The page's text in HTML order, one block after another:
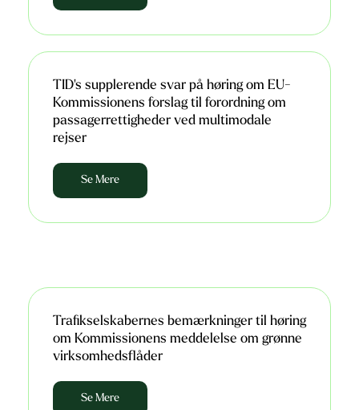
TID's supplerende svar på høring om EU-
Kommissionens forslag til forordning om
passagerrettigheder ved multimodale
rejser
Se Mere
Trafikselskabernes bemærkninger til høring
om Kommissionens meddelelse om grønne
virksomhedsflåder
Se Mere